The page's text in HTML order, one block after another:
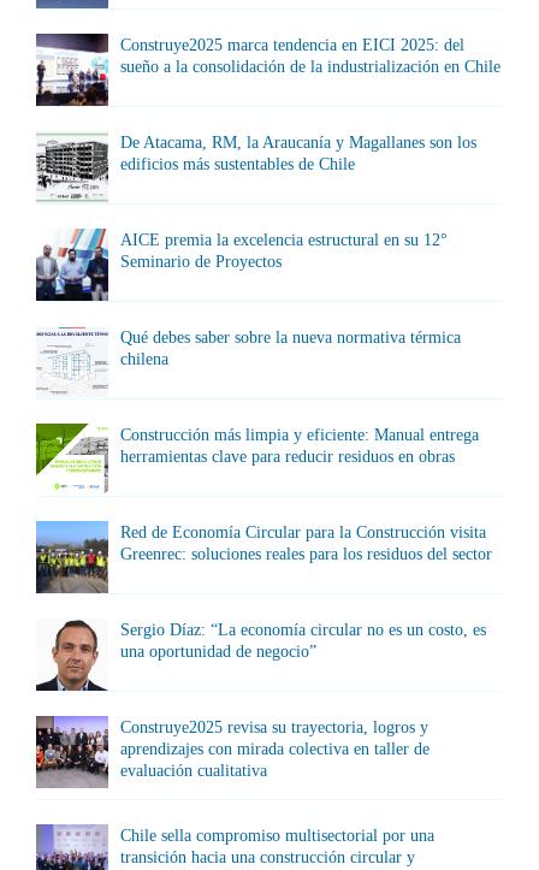
Construye2025 marca tendencia en EICI 2025: del
sueño a la consolidación de la industrialización en Chile
De Atacama, RM, la Araucanía y Magallanes son los
edificios más sustentables de Chile
AICE premia la excelencia estructural en su 12°
Seminario de Proyectos
Qué debes saber sobre la nueva normativa térmica
chilena
Construcción más limpia y eficiente: Manual entrega
herramientas clave para reducir residuos en obras
Red de Economía Circular para la Construcción visita
Greenrec: soluciones reales para los residuos del sector
Sergio Díaz: “La economía circular no es un costo, es
una oportunidad de negocio”
Construye2025 revisa su trayectoria, logros y
aprendizajes con mirada colectiva en taller de
evaluación cualitativa
Chile sella compromiso multisectorial por una
transición hacia una construcción circular y